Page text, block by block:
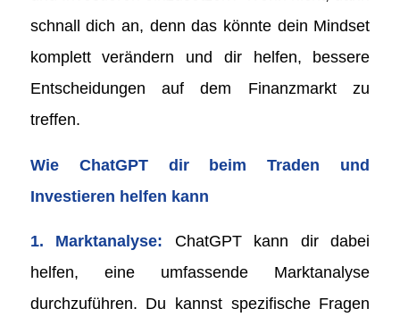
schnall dich an, denn das könnte dein Mindset
komplett verändern und dir helfen, bessere
Entscheidungen auf dem Finanzmarkt zu
treffen.
Wie ChatGPT dir beim Traden und
Investieren helfen kann
1. Marktanalyse: ChatGPT kann dir dabei
helfen, eine umfassende Marktanalyse
durchzuführen. Du kannst spezifische Fragen